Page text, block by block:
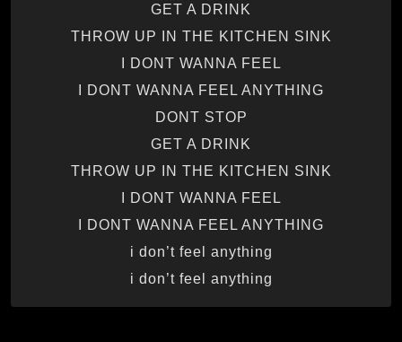
GET A DRINK
THROW UP IN THE KITCHEN SINK
I DONT WANNA FEEL
I DONT WANNA FEEL ANYTHING
DONT STOP
GET A DRINK
THROW UP IN THE KITCHEN SINK
I DONT WANNA FEEL
I DONT WANNA FEEL ANYTHING
i don’t feel anything
i don’t feel anything